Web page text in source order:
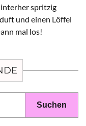
spritzig
und einen Löffel
mal los!